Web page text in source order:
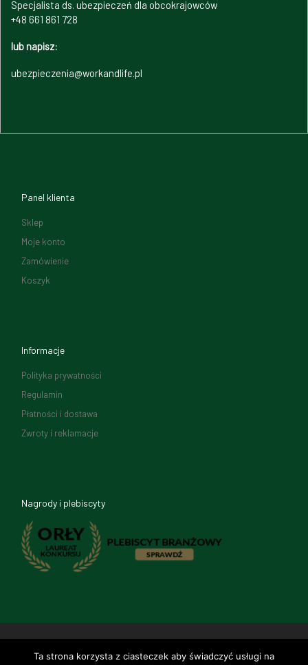
Specjalista ds. ubezpieczeń dla obcokrajowców
+48 661 861 728
lub napisz:
ubezpieczenia@workandlife.pl
Panel klienta
Sklep
Moje konto
Zamówienie
Koszyk
Informacje
Polityka prywatności
Regulamin
Płatności i dostawa
Zwroty i reklamacje
Nagrody i plebiscyty
Ta strona korzysta z ciasteczek aby świadczyć usługi na